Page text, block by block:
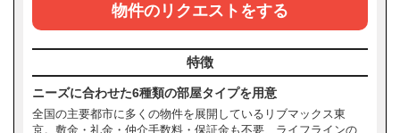
物件のリクエストをする
特徴
ニーズに合わせた6種類の部屋タイプを用意
全国の主要都市に多くの物件を展開しているリブマックス東
京。敷金・礼金・仲介手数料・保証金も不要、ライフラインの